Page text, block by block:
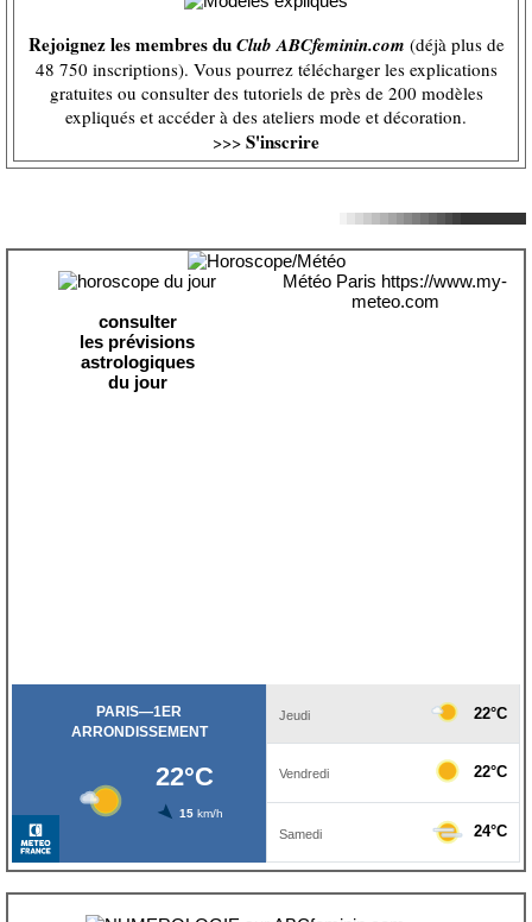
Rejoignez les membres duClub ABCfeminin.com (déjà plus de
48 750 inscriptions). Vous pourrez télécharger les explications
gratuites ou consulter des tutoriels de près de 200 modèles
expliqués et accéder à des ateliers mode et décoration.
>>> S'inscrire
consulter
les prévisions
astrologiques
du jour
Météo Paris https://www.my-
meteo.com